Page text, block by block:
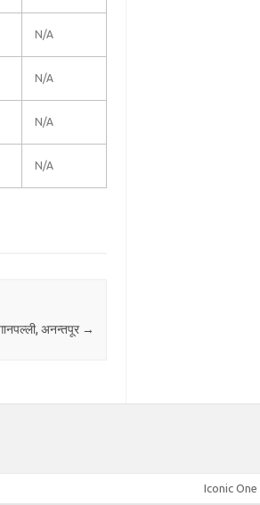
N/A
N/A
N/A
N/A
अनन्तपूर →
Iconic One